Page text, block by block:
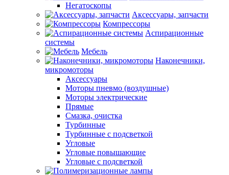
Негатоскопы
Аксессуары, запчасти
Компрессоры
Аспирационные
системы
Мебель
Наконечники,
микромоторы
Аксессуары
Моторы пневмо (воздушные)
Моторы электрические
Прямые
Смазка, очистка
Турбинные
Турбинные с подсветкой
Угловые
Угловые повышающие
Угловые с подсветкой